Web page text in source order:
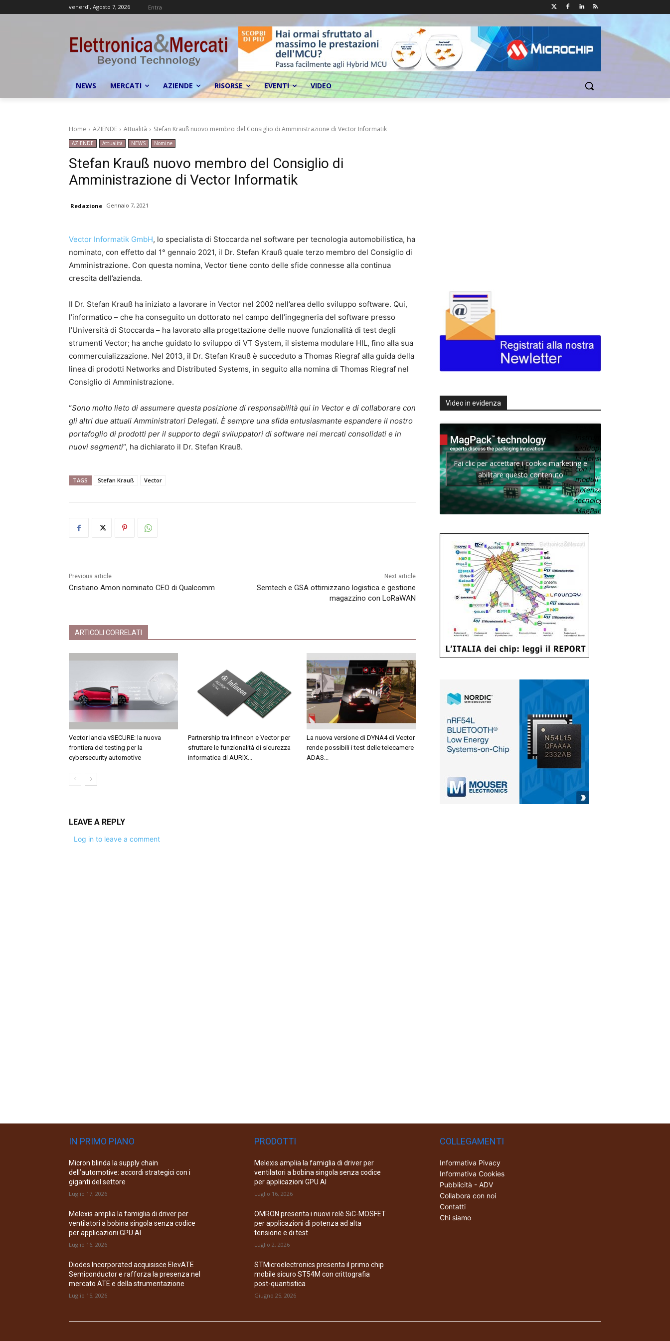
venerdì, Agosto 7, 2026 Entra
NEWS MERCATI AZIENDE RISORSE EVENTI VIDEO
Home AZIENDE Attualità Stefan Krauß nuovo membro del Consiglio di Amministrazione di Vector Informatik
AZIENDE Attualità NEWS Nomine
Stefan Krauß nuovo membro del Consiglio di
Amministrazione di Vector Informatik
Redazione Gennaio 7, 2021
Vector Informatik GmbH, lo specialista di Stoccarda nel software per tecnologia automobilistica, ha
nominato, con effetto dal 1° gennaio 2021, il Dr. Stefan Krauß quale terzo membro del Consiglio di
Amministrazione. Con questa nomina, Vector tiene conto delle sfide connesse alla continua
crescita dell’azienda.
Il Dr. Stefan Krauß ha iniziato a lavorare in Vector nel 2002 nell’area dello sviluppo software. Qui,
l’informatico – che ha conseguito un dottorato nel campo dell’ingegneria del software presso
l’Università di Stoccarda – ha lavorato alla progettazione delle nuove funzionalità di test degli
strumenti Vector; ha anche guidato lo sviluppo di VT System, il sistema modulare HIL, fino alla sua
commercuializzazione. Nel 2013, il Dr. Stefan Krauß è succeduto a Thomas Riegraf alla guida della
linea di prodotti Networks and Distributed Systems, in seguito alla nomina di Thomas Riegraf nel
Consiglio di Amministrazione.
“Sono molto lieto di assumere questa posizione di responsabilità qui in Vector e di collaborare con
gli altri due attuali Amministratori Delegati. È sempre una sfida entusiasmante espandere il nostro
portafoglio di prodotti per il supporto degli sviluppatori di software nei mercati consolidati e in
nuovi segmenti“, ha dichiarato il Dr. Stefan Krauß.
TAGS Stefan Krauß Vector
Previous article
Cristiano Amon nominato CEO di Qualcomm
Next article
Semtech e GSA ottimizzano logistica e gestione
magazzino con LoRaWAN
ARTICOLI CORRELATI
Vector lancia vSECURE: la nuova
frontiera del testing per la
cybersecurity automotive
Partnership tra Infineon e Vector per
sfruttare le funzionalità di sicurezza
informatica di AURIX...
La nuova versione di DYNA4 di Vector
rende possibili i test delle telecamere
ADAS...
LEAVE A REPLY
Log in to leave a comment
Video in evidenza
Texas
raddoppia
la densità
con i
moduli di
potenza con
tecnologia
MagPack.
Fai clic per accettare i cookie marketing e
abilitare questo contenuto
IN PRIMO PIANO
Micron blinda la supply chain
dell’automotive: accordi strategici con i
giganti del settore
Luglio 17, 2026
Melexis amplia la famiglia di driver per
ventilatori a bobina singola senza codice
per applicazioni GPU AI
Luglio 16, 2026
Diodes Incorporated acquisisce ElevATE
Semiconductor e rafforza la presenza nel
mercato ATE e della strumentazione
Luglio 15, 2026
PRODOTTI
Melexis amplia la famiglia di driver per
ventilatori a bobina singola senza codice
per applicazioni GPU AI
Luglio 16, 2026
OMRON presenta i nuovi relè SiC-MOSFET
per applicazioni di potenza ad alta
tensione e di test
Luglio 2, 2026
STMicroelectronics presenta il primo chip
mobile sicuro ST54M con crittografia
post-quantistica
Giugno 25, 2026
COLLEGAMENTI
Informativa Pivacy
Informativa Cookies
Pubblicità - ADV
Collabora con noi
Contatti
Chi siamo